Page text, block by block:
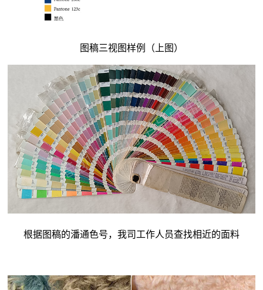
图稿三视图样例（上图）
根据图稿的潘通色号，我司工作人员查找相近的面料